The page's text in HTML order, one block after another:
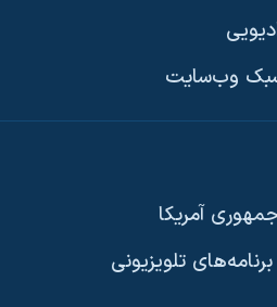
وب‌سایت
آمریکا
تلویزیونی